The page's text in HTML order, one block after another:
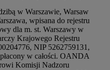
w Warszawie, Warsaw
wpisana do rejestru
dla m. st. Warszawy w
Krajowego Rejestru
NIP 5262759131,
w całości. OANDA
Komisji Nadzoru